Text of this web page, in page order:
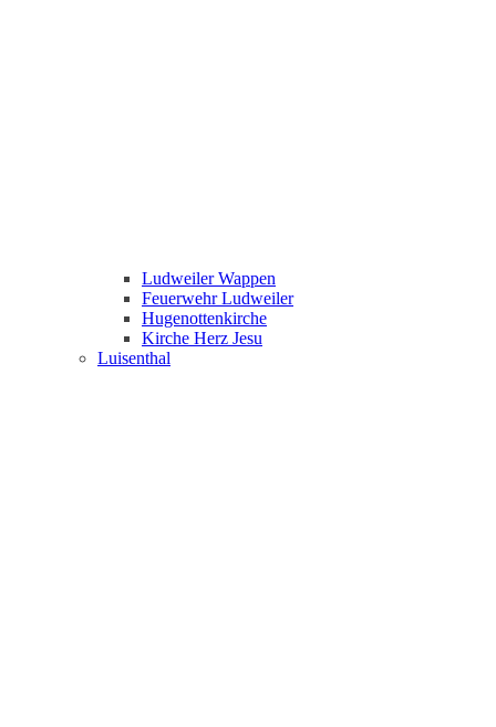
Ludweiler Wappen
Feuerwehr Ludweiler
Hugenottenkirche
Kirche Herz Jesu
Luisenthal